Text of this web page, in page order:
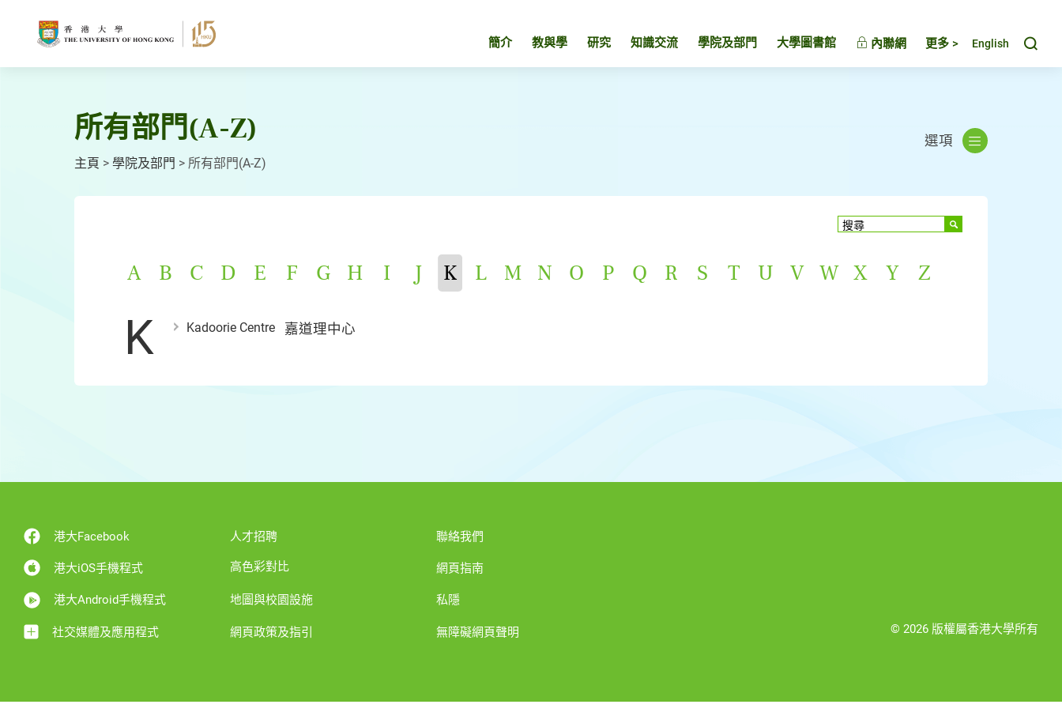
簡介 教與學 研究 知識交流 學院及部門 大學圖書館 內聯網 更多 > English
所有部門(A-Z)
主頁 > 學院及部門 > 所有部門(A-Z)
選項
A B C D E F G H I J K L M N O P Q R S T U V W X Y Z
K Kadoorie Centre 嘉道理中心
港大Facebook
港大iOS手機程式
港大Android手機程式
社交媒體及應用程式
人才招聘
高色彩對比
地圖與校園設施
網頁政策及指引
聯絡我們
網頁指南
私隱
無障礙網頁聲明 © 2026 版權屬香港大學所有